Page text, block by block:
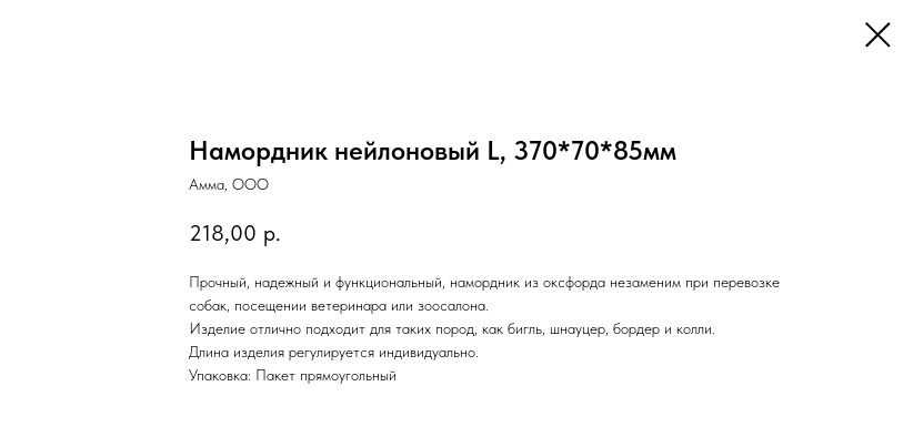
Намордник нейлоновый L, 370*70*85мм
Амма, ООО
218,00 р.
Прочный, надежный и функциональный, намордник из оксфорда незаменим при перевозке
собак, посещении ветеринара или зоосалона.
Изделие отлично подходит для таких пород, как бигль, шнауцер, бордер и колли.
Длина изделия регулируется индивидуально.
Упаковка: Пакет прямоугольный